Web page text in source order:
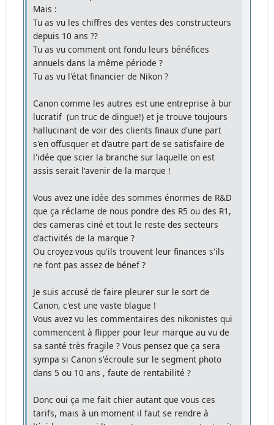
Mais :
Tu as vu les chiffres des ventes des constructeurs
depuis 10 ans ??
Tu as vu comment ont fondu leurs bénéfices
annuels dans la même période ?
Tu as vu l'état financier de Nikon ?
Canon comme les autres est une entreprise à bur
lucratif (un truc de dingue!) et je trouve toujours
hallucinant de voir des clients finaux d'une part
s'en offusquer et d'autre part de se satisfaire de
l'idée que scier la branche sur laquelle on est
assis serait l'avenir de la marque !
Vous avez une idée des sommes énormes de R&D
que ça réclame de nous pondre des R5 ou des R1,
des cameras ciné et tout le reste des secteurs
d'activités de la marque ?
Ou croyez-vous qu'ils trouvent leur finances s'ils
ne font pas assez de bénef ?
Je suis accusé de faire pleurer sur le sort de
Canon, c'est une vaste blague !
Vous avez vu les commentaires des nikonistes qui
commencent à flipper pour leur marque au vu de
sa santé très fragile ? Vous pensez que ça sera
sympa si Canon s'écroule sur le segment photo
dans 5 ou 10 ans , faute de rentabilité ?
Donc oui ça me fait chier autant que vous ces
tarifs, mais à un moment il faut se rendre à